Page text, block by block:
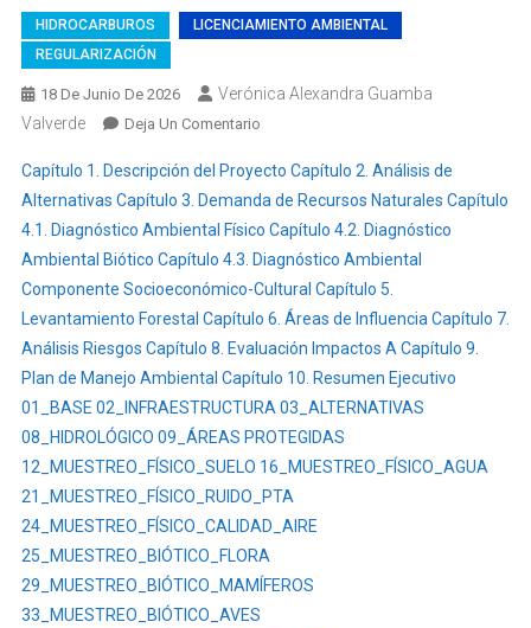
HIDROCARBUROS
LICENCIAMIENTO AMBIENTAL
REGULARIZACIÓN
18 De Junio De 2026
Verónica Alexandra Guamba
Valverde
Deja Un ComentarioEn
DE
IMPACTO
Y
PLAN
DE
MANEJO
AMBIENTAL
COMPLEMENTARIO
123
(DEL
02
DE
FEBRERO
DE
Capítulo 1. Descripción del Proyecto Capítulo 2. Análisis de
Alternativas Capítulo 3. Demanda de Recursos Naturales Capítulo
4.1. Diagnóstico Ambiental Físico Capítulo 4.2. Diagnóstico
Ambiental Biótico Capítulo 4.3. Diagnóstico Ambiental
Componente Socioeconómico-Cultural Capítulo 5.
Levantamiento Forestal Capítulo 6. Áreas de Influencia Capítulo 7.
Análisis Riesgos Capítulo 8. Evaluación Impactos A Capítulo 9.
Plan de Manejo Ambiental Capítulo 10. Resumen Ejecutivo
01_BASE 02_INFRAESTRUCTURA 03_ALTERNATIVAS
08_HIDROLÓGICO 09_ÁREAS PROTEGIDAS
12_MUESTREO_FÍSICO_SUELO 16_MUESTREO_FÍSICO_AGUA
21_MUESTREO_FÍSICO_RUIDO_PTA
24_MUESTREO_FÍSICO_CALIDAD_AIRE
25_MUESTREO_BIÓTICO_FLORA
29_MUESTREO_BIÓTICO_MAMÍFEROS
33_MUESTREO_BIÓTICO_AVES